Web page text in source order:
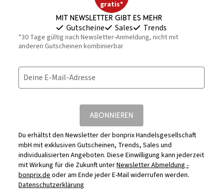
gratis*
Mit Newsletter gibt es mehr
Gutscheine Sales Trends
*30 Tage gültig nach Newsletter-Anmeldung, nicht mit
anderen Gutscheinen kombinierbar
Deine E-Mail-Adresse
ABONNIEREN
Du erhältst den Newsletter der bonprix Handelsgesellschaft
mbH mit exklusiven Gutscheinen, Trends, Sales und
individualisierten Angeboten. Diese Einwilligung kann jederzeit
mit Wirkung für die Zukunft unterNewsletter Abmeldung -
bonprix.deoder am Ende jeder E-Mail widerrufen werden.
Datenschutzerklärung